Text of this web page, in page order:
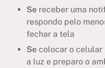
Se receber uma
respondo pelo
fechar a tela
Se colocar o
a luz e preparo o